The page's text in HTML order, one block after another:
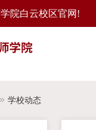
院白云校区官网!
学校动态